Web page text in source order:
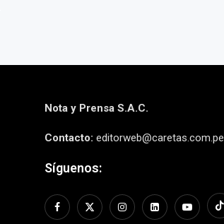
Nota y Prensa S.A.C.
Contacto: editorweb@caretas.com.pe
Síguenos: